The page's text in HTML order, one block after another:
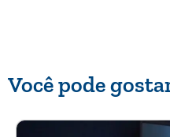
Você pode